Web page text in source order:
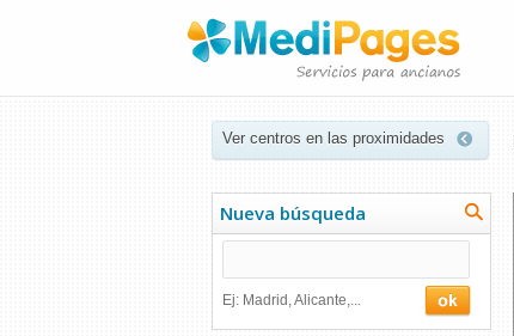
Ver centros en las proximidades
Nueva búsqueda
Ej: Madrid, Alicante,...